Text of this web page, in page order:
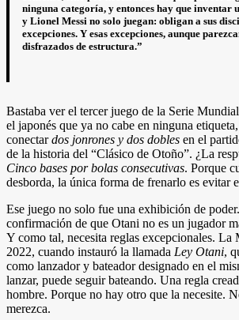
ninguna categoría, y entonces hay que inventar
y Lionel Messi no solo juegan: obligan a sus
excepciones. Y esas excepciones, aunque
disfrazados de estructura.”
Bastaba ver el tercer juego de la Serie
el japonés que ya no cabe en ninguna
conectardos jonrones y dos dobles en el
de la historia del “Clásico de Otoño”. ¿La
Cinco bases por bolas consecutivas. Porque
desborda, la única forma de frenarlo es evitar
Ese juego no solo fue una exhibición de
confirmación de que Otani no es un jugador
Y como tal, necesita reglas excepcionales.
2022, cuando instauró la llamada Ley Otani,
como lanzador y bateador designado en el
lanzar, puede seguir bateando. Una regla
hombre. Porque no hay otro que la necesite.
merezca.